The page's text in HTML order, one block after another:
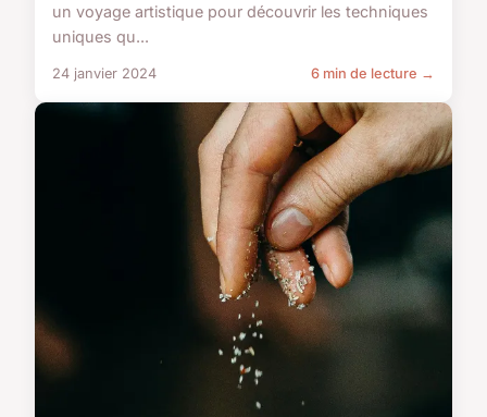
un voyage artistique pour découvrir les techniques
uniques qu...
24 janvier 2024 6 min de lecture →